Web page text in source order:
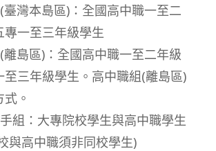
臺灣本島區)：全國高中職一至二
專一至三年級學生
離島區)：全國高中職一至二年級
至三年級學生。高中職組(離島區)
。
組：大專院校學生與高中職學生
與高中職須非同校學生)